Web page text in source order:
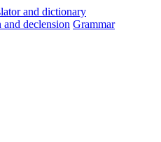
and declension Grammar